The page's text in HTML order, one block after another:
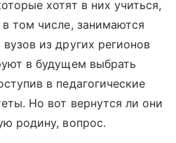
хотят в них учиться,
том числе, занимаются
из других регионов
в будущем выбрать
в педагогические
Но вот вернутся ли они
родину, вопрос.